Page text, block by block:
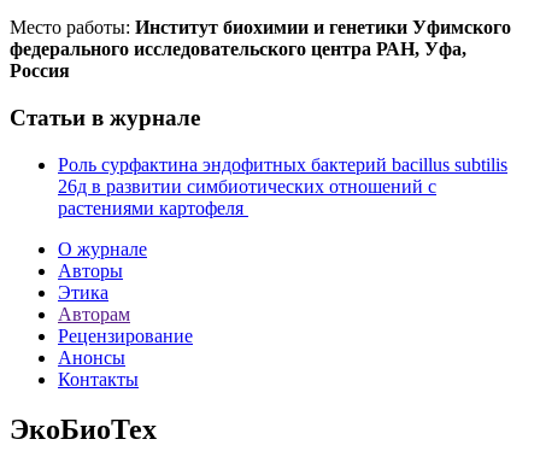
Место работы: Институт биохимии и генетики Уфимского
федерального исследовательского центра РАН, Уфа,
Россия
Статьи в журнале
Роль сурфактина эндофитных бактерий bacillus subtilis
26д в развитии симбиотических отношений с
растениями картофеля
О журнале
Авторы
Этика
Авторам
Рецензирование
Анонсы
Контакты
ЭкоБиоТех